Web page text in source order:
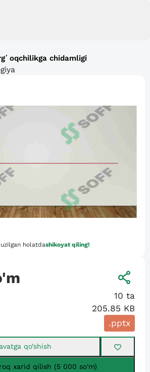
chidamligi
holatdashikoyat qiling!
10 ta
205.85 KB
.pptx
qo’shish
xarid qilish (5 000 so'm)